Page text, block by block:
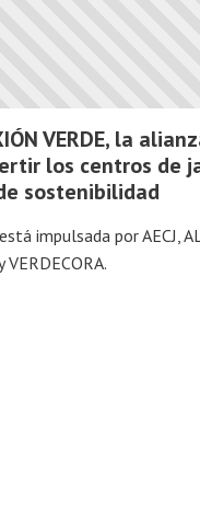
VERDE, la
los centros de
sostenibilidad
impulsada por AECJ,
VERDECORA.